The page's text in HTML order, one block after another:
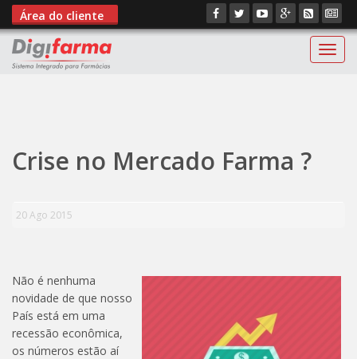
Área do cliente
Crise no Mercado Farma ?
20 Ago 2015
Não é nenhuma
novidade de que nosso
País está em uma
recessão econômica,
os números estão aí